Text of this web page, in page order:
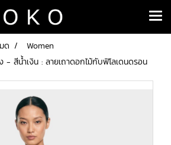
ด
Women
สีน้ำเงิน : ลายเถาดอกไม้กับฟิโลเดนดรอน